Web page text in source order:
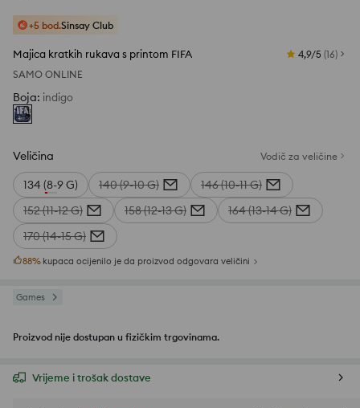
+5 bod.Sinsay Club
Majica kratkih rukava s printom FIFA 4,9/5 (16)
SAMO ONLINE
Boja: indigo
Veličina Vodič za veličine
134 (8-9 G) 140 (9-10 G)
146 (10-11 G)
152 (11-12 G)
158 (12-13 G)
164 (13-14 G)
170 (14-15 G)
88% kupaca ocijenilo je da proizvod odgovara veličini
Games
Proizvod nije dostupan u fizičkim trgovinama.
Vrijeme i trošak dostave